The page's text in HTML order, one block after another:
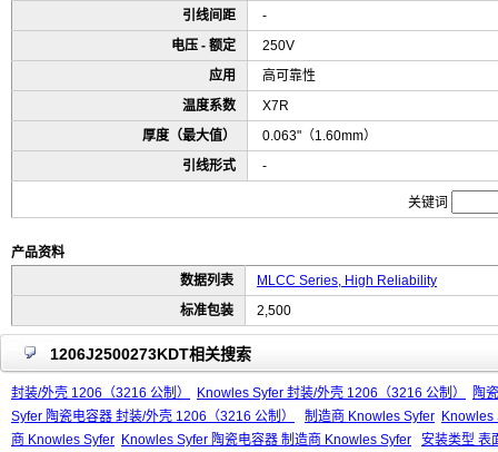
引线间距
-
电压 - 额定
250V
应用
高可靠性
温度系数
X7R
厚度（最大值）
0.063"（1.60mm）
引线形式
-
关键词
产品资料
数据列表
MLCC Series, High Reliability
标准包装
2,500
1206J2500273KDT相关搜索
封装/外壳 1206（3216 公制） Knowles Syfer 封装/外壳 1206（3216 公制）
陶
Syfer 陶瓷电容器 封装/外壳 1206（3216 公制）
制造商 Knowles Syfer Knowles
商 Knowles Syfer Knowles Syfer 陶瓷电容器 制造商 Knowles Syfer
安装类型 表